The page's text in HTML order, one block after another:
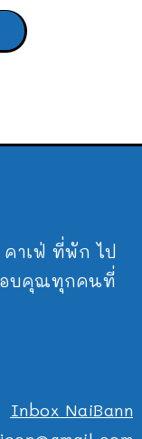
าเฟ่ ที่พัก ไป
อบคุณทุกคนที่
Inbox NaiBann